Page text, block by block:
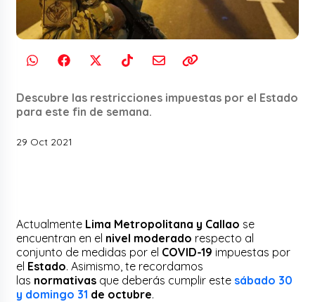
Descubre las restricciones impuestas por el Estado
para este fin de semana.
29 Oct 2021
Actualmente Lima Metropolitana y Callao se
encuentran en el nivel moderado respecto al
conjunto de medidas por el COVID-19 impuestas por
el Estado. Asimismo, te recordamos
las normativas que deberás cumplir este sábado 30
y domingo 31 de octubre.